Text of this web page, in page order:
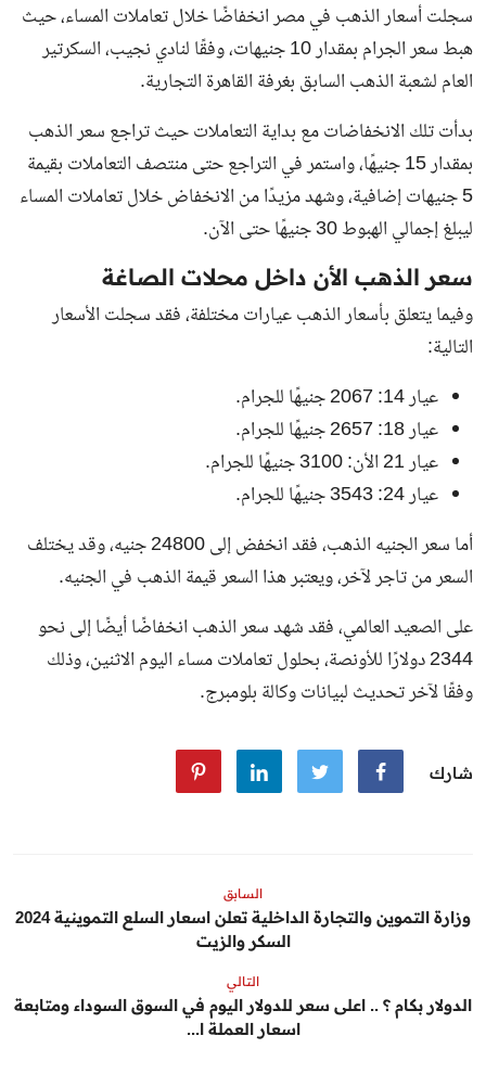
سجلت أسعار الذهب في مصر انخفاضًا خلال تعاملات المساء، حيث
هبط سعر الجرام بمقدار 10 جنيهات، وفقًا لنادي نجيب، السكرتير
العام لشعبة الذهب السابق بغرفة القاهرة التجارية.
بدأت تلك الانخفاضات مع بداية التعاملات حيث تراجع سعر الذهب
بمقدار 15 جنيهًا، واستمر في التراجع حتى منتصف التعاملات بقيمة
5 جنيهات إضافية، وشهد مزيدًا من الانخفاض خلال تعاملات المساء
ليبلغ إجمالي الهبوط 30 جنيهًا حتى الآن.
سعر الذهب الأن داخل محلات الصاغة
وفيما يتعلق بأسعار الذهب عيارات مختلفة، فقد سجلت الأسعار
التالية:
عيار 14: 2067 جنيهًا للجرام.
عيار 18: 2657 جنيهًا للجرام.
عيار 21 الأن: 3100 جنيهًا للجرام.
عيار 24: 3543 جنيهًا للجرام.
أما سعر الجنيه الذهب، فقد انخفض إلى 24800 جنيه، وقد يختلف
السعر من تاجر لآخر، ويعتبر هذا السعر قيمة الذهب في الجنيه.
على الصعيد العالمي، فقد شهد سعر الذهب انخفاضًا أيضًا إلى نحو
2344 دولارًا للأونصة، بحلول تعاملات مساء اليوم الاثنين، وذلك
وفقًا لآخر تحديث لبيانات وكالة بلومبرج.
شارك
السابق
وزارة التموين والتجارة الداخلية تعلن اسعار السلع التموينية 2024
السكر والزيت
التالي
الدولار بكام ؟ .. اعلى سعر للدولار اليوم في السوق السوداء ومتابعة
اسعار العملة ا...